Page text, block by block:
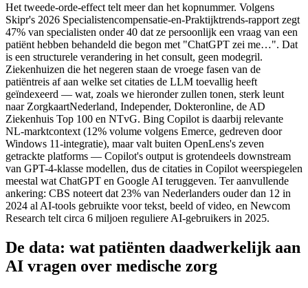
Het tweede-orde-effect telt meer dan het kopnummer. Volgens
Skipr's 2026 Specialistencompensatie-en-Praktijktrends-rapport zegt
47% van specialisten onder 40 dat ze persoonlijk een vraag van een
patiënt hebben behandeld die begon met "ChatGPT zei me…". Dat
is een structurele verandering in het consult, geen modegril.
Ziekenhuizen die het negeren staan de vroege fasen van de
patiëntreis af aan welke set citaties de LLM toevallig heeft
geïndexeerd — wat, zoals we hieronder zullen tonen, sterk leunt
naar ZorgkaartNederland, Independer, Dokteronline, de AD
Ziekenhuis Top 100 en NTvG. Bing Copilot is daarbij relevante
NL-marktcontext (12% volume volgens Emerce, gedreven door
Windows 11-integratie), maar valt buiten OpenLens's zeven
getrackte platforms — Copilot's output is grotendeels downstream
van GPT-4-klasse modellen, dus de citaties in Copilot weerspiegelen
meestal wat ChatGPT en Google AI teruggeven. Ter aanvullende
ankering: CBS noteert dat 23% van Nederlanders ouder dan 12 in
2024 al AI-tools gebruikte voor tekst, beeld of video, en Newcom
Research telt circa 6 miljoen reguliere AI-gebruikers in 2025.
De data: wat patiënten daadwerkelijk aan
AI vragen over medische zorg